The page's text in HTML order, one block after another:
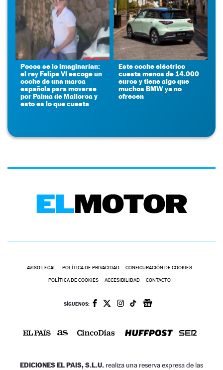
Pocos se lo imaginarían:
el rey Felipe VI escoge un
coche de una marca
española para moverse
por Palma de Mallorca y
esto es lo que cuesta
Este coche eléctrico
cuesta menos de 14.000
euros y tiene algo que
muchos BMW ya no
ofrecen
AVISO LEGAL POLÍTICA DE PRIVACIDAD CONFIGURACIÓN DE COOKIES
POLÍTICA DE COOKIES ACCESIBILIDAD CONTACTO
SÍGUENOS:
EDICIONES EL PAIS, S.L.U. realiza una reserva expresa de las